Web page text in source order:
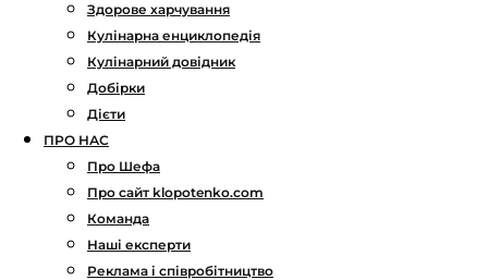
Здорове харчування
Кулінарна енциклопедія
Кулінарний довідник
Добірки
Дієти
ПРО НАС
Про Шефа
Про сайт klopotenko.com
Команда
Наші експерти
Реклама і співробітництво